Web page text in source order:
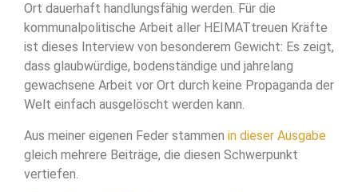
Ort dauerhaft handlungsfähig werden. Für die
kommunalpolitische Arbeit aller HEIMATtreuen Kräfte
ist dieses Interview von besonderem Gewicht: Es zeigt,
dass glaubwürdige, bodenständige und jahrelang
gewachsene Arbeit vor Ort durch keine Propaganda der
Welt einfach ausgelöscht werden kann.
Aus meiner eigenen Feder stammen in dieser Ausgabe
gleich mehrere Beiträge, die diesen Schwerpunkt
vertiefen.